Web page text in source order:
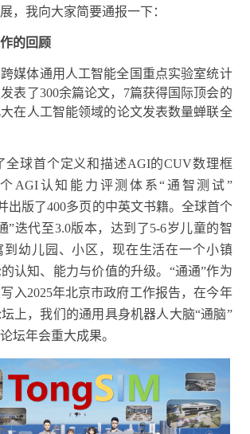
，我向大家简要通报一下：
的回顾
跨媒体通用人工智能全国重点实验室统计
表了300余篇论文，7篇获得国际顶会的
在人工智能领域的论文发表数量蝉联全
全球首个定义和描述AGI的CUV数理框
AGI认知能力评测体系“通智测试”
并出版了400多页的中英文书籍。全球首个
”迭代至3.0版本，达到了5-6岁儿童的智
到幼儿园、小区，现在生活在一个小镇
的认知、能力与价值的升级。“通通”作为
入2025年北京市政府工作报告，在今年
上，我们的通用具身机器人大脑“通脑”
坛年会重大成果。